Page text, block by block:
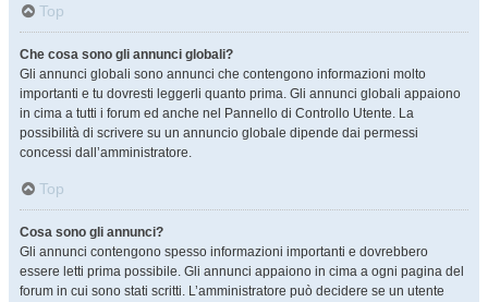
Top
Che cosa sono gli annunci globali?
Gli annunci globali sono annunci che contengono informazioni molto
importanti e tu dovresti leggerli quanto prima. Gli annunci globali appaiono
in cima a tutti i forum ed anche nel Pannello di Controllo Utente. La
possibilità di scrivere su un annuncio globale dipende dai permessi
concessi dall’amministratore.
Top
Cosa sono gli annunci?
Gli annunci contengono spesso informazioni importanti e dovrebbero
essere letti prima possibile. Gli annunci appaiono in cima a ogni pagina del
forum in cui sono stati scritti. L’amministratore può decidere se un utente